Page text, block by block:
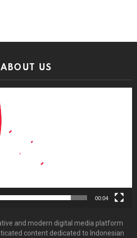
ABOUT US
00:04
and modern digital media platform
content dedicated to Indonesian